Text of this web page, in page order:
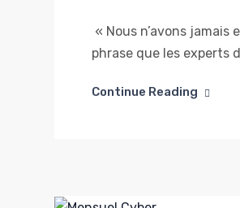
« Nous n’avons
phrase que les experts
Continue Reading